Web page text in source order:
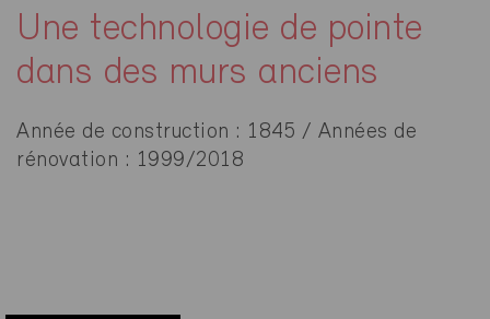
Une technologie de pointe
dans des murs anciens
Année de construction : 1845 / Années de
rénovation : 1999/2018